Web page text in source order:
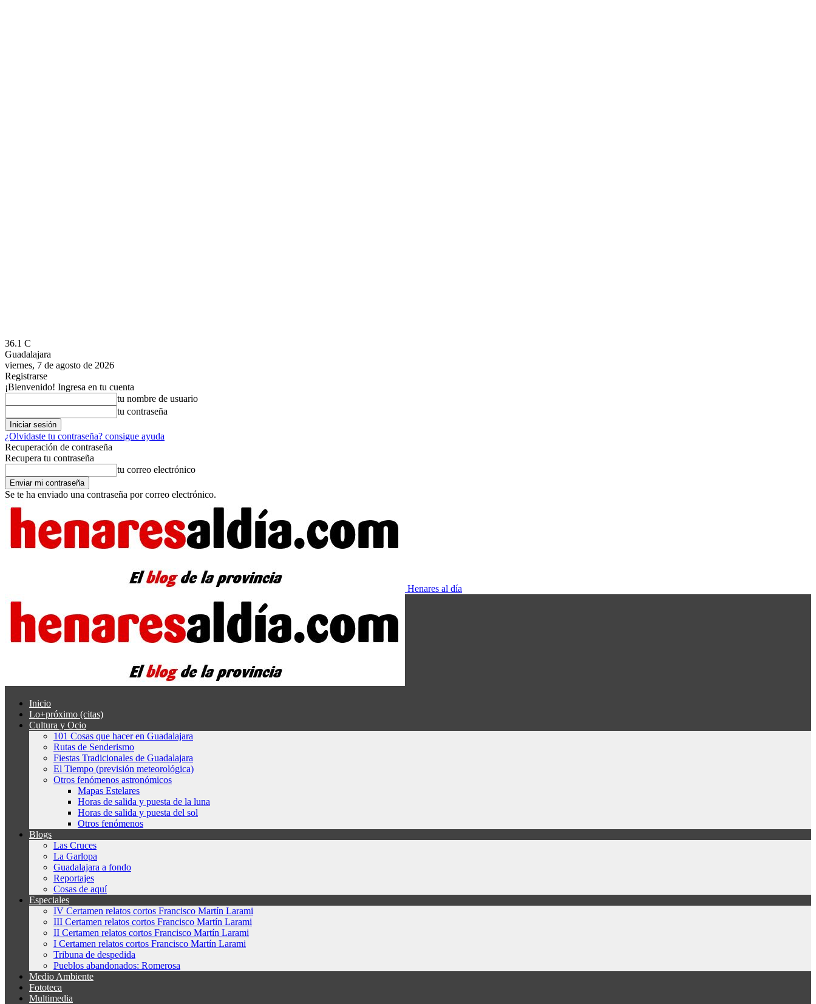
36.1 C
Guadalajara
viernes, 7 de agosto de 2026
Registrarse
¡Bienvenido! Ingresa en tu cuenta
tu nombre de usuario
tu contraseña
¿Olvidaste tu contraseña? consigue ayuda
Recuperación de contraseña
Recupera tu contraseña
tu correo electrónico
Se te ha enviado una contraseña por correo electrónico.
Henares al día
Inicio
Lo+próximo (citas)
Cultura y Ocio
101 Cosas que hacer en Guadalajara
Rutas de Senderismo
Fiestas Tradicionales de Guadalajara
El Tiempo (previsión meteorológica)
Otros fenómenos astronómicos
Mapas Estelares
Horas de salida y puesta de la luna
Horas de salida y puesta del sol
Otros fenómenos
Blogs
Las Cruces
La Garlopa
Guadalajara a fondo
Reportajes
Cosas de aquí
Especiales
IV Certamen relatos cortos Francisco Martín Larami
III Certamen relatos cortos Francisco Martín Larami
II Certamen relatos cortos Francisco Martín Larami
I Certamen relatos cortos Francisco Martín Larami
Tribuna de despedida
Pueblos abandonados: Romerosa
Medio Ambiente
Fototeca
Multimedia